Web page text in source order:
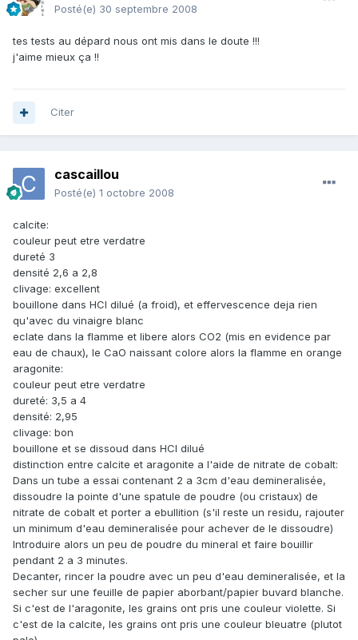
Posté(e) 30 septembre 2008
tes tests au dépard nous ont mis dans le doute !!!
j'aime mieux ça !!
Citer
cascaillou
Posté(e) 1 octobre 2008
calcite:
couleur peut etre verdatre
dureté 3
densité 2,6 a 2,8
clivage: excellent
bouillone dans HCl dilué (a froid), et effervescence deja rien
qu'avec du vinaigre blanc
eclate dans la flamme et libere alors CO2 (mis en evidence par
eau de chaux), le CaO naissant colore alors la flamme en orange
aragonite:
couleur peut etre verdatre
dureté: 3,5 a 4
densité: 2,95
clivage: bon
bouillone et se dissoud dans HCl dilué
distinction entre calcite et aragonite a l'aide de nitrate de cobalt:
Dans un tube a essai contenant 2 a 3cm d'eau demineralisée,
dissoudre la pointe d'une spatule de poudre (ou cristaux) de
nitrate de cobalt et porter a ebullition (s'il reste un residu, rajouter
un minimum d'eau demineralisée pour achever de le dissoudre)
Introduire alors un peu de poudre du mineral et faire bouillir
pendant 2 a 3 minutes.
Decanter, rincer la poudre avec un peu d'eau demineralisée, et la
secher sur une feuille de papier aborbant/papier buvard blanche.
Si c'est de l'aragonite, les grains ont pris une couleur violette. Si
c'est de la calcite, les grains ont pris une couleur bleuatre (plutot